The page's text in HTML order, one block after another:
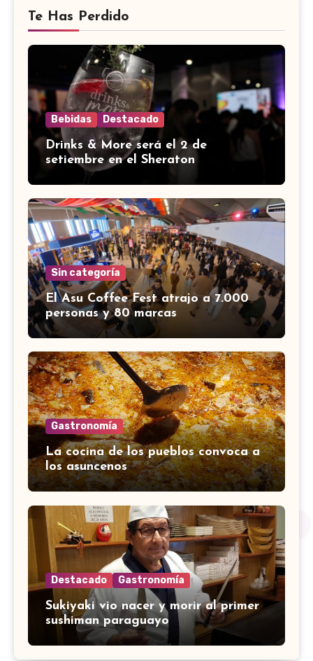
Te Has Perdido
Bebidas Destacado
Drinks & More será el 2 de
setiembre en el Sheraton
Sin categoría
El Asu Coffee Fest atrajo a 7.000
personas y 80 marcas
Gastronomía
La cocina de los pueblos convoca a
los asuncenos
Destacado Gastronomía
Sukiyaki vio nacer y morir al primer
sushiman paraguayo